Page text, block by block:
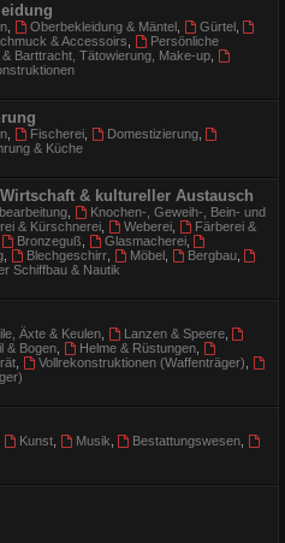
, Oberbekleidung & Mäntel Gürtel
& Accessoirs
Persönliche
Barttracht, Tätowierung, Make-up,
, Fischerei, Domestizierung,
& Küche
& kultureller Austausch
,
Knochen-, Geweih-, Bein- und
& Kürschnerei, Weberei,
Färberei &
Bronzeguß Glasmacherei,
Blechgeschirr, Möbel Bergbau,
Schiffbau & Nautik
Äxte & Keulen, Lanzen & Speere,
& Bogen, Helme & Rüstungen,
Vollrekonstruktionen (Waffenträger)
Kunst, Musik Bestattungswesen